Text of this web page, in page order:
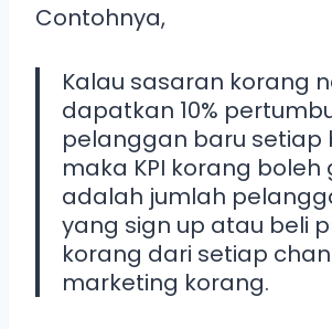
Contohnya,
Kalau sasaran korang
dapatkan 10%
pelanggan baru setiap
maka KPI korang boleh
adalah jumlah
yang sign up atau beli
korang dari setiap
marketing korang.